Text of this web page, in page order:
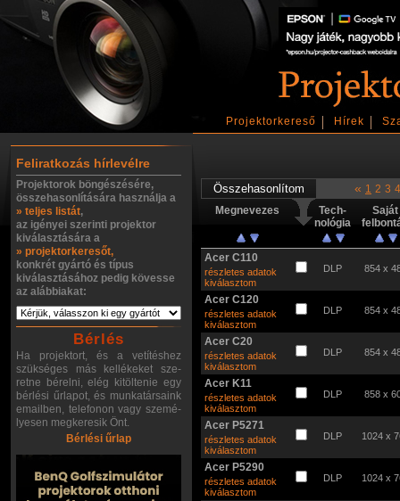
Projektorkereső Hírek
Feliratkozás hírlevélre
Projektorok böngészésére,
összehasonlítására használja a
» teljes listát,
az igényei szerinti projektor
kiválasztására a
» projektorkeresőt,
konkrét gyártó és típus
kiválasztásához pedig kövesse
az alábbiakat:
Bérlés
Ha projektort, és a vetítéshez
szükséges más kellékeket sze-
retne bérelni, elég kitöltenie egy
bérlési űrlapot, és munkatársaink
emailben, telefonon vagy szemé-
lyesen megkeresik Önt.
Bérlési űrlap
« 1 2 3 4
Megnevezes
Tech-
nológia
Saját
Acer C110
részletes adatok
kiválasztom
DLP 854 x
Acer C120
részletes adatok
kiválasztom
DLP 854 x
Acer C20
részletes adatok
kiválasztom
DLP 854 x
Acer K11
részletes adatok
kiválasztom
DLP 858 x
Acer P5271
részletes adatok
kiválasztom
DLP 1024 x
Acer P5290
részletes adatok
kiválasztom
DLP 1024 x